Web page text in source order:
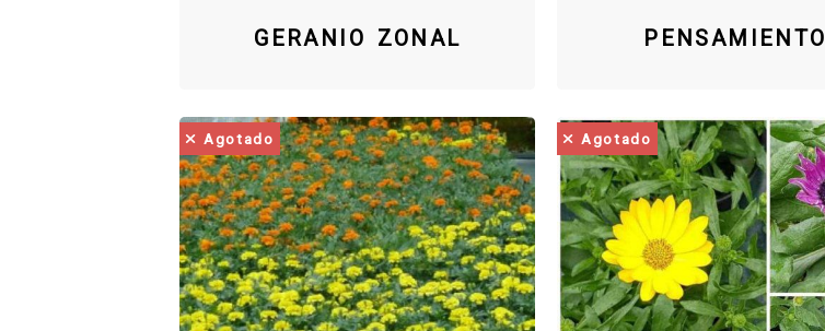
GERANIO ZONAL PENSAMIENTO
Agotado Agotado